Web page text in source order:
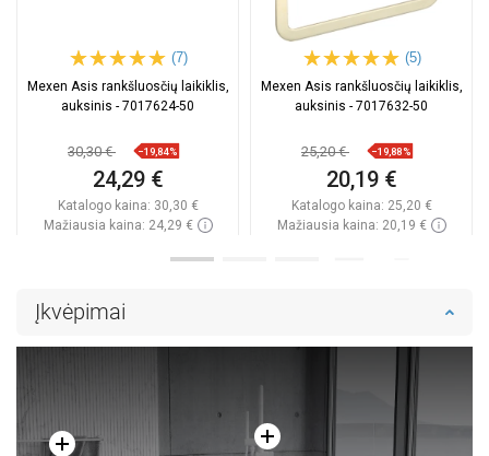
(7)
Mexen Asis rankšluosčių laikiklis,
auksinis - 7017624-50
30,30 € −19,84%
24,29 €
Katalogo kaina: 30,30 €
Mažiausia kaina: 24,29 €
(5)
Mexen Asis rankšluosčių laikiklis,
auksinis - 7017632-50
25,20 € −19,88%
20,19 €
Katalogo kaina: 25,20 €
Mažiausia kaina: 20,19 €
Įkvėpimai